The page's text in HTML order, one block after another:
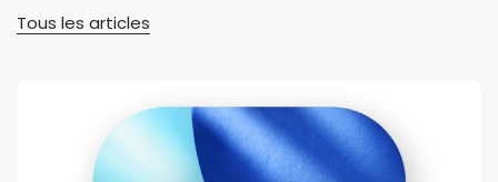
Tous les articles